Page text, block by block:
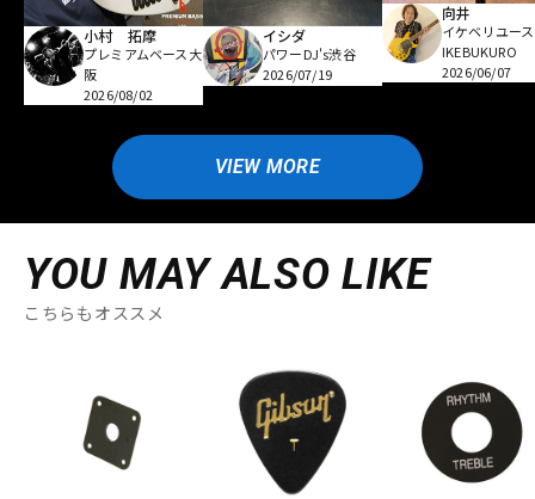
小村 拓摩
プレミアムベース大
阪
2026/08/02
イシダ
パワーDJ's渋谷
2026/07/19
向井
イケベリユース
IKEBUKURO
2026/06/07
VIEW MORE
YOU MAY ALSO LIKE
こちらもオススメ